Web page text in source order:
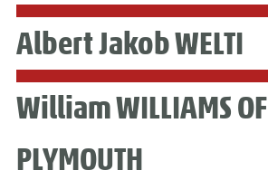
Albert Jakob WELTI
William WILLIAMS OF
PLYMOUTH